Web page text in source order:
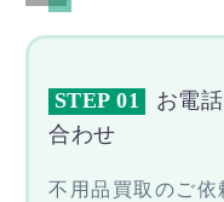
STEP 01
お電
合わせ
不用品買取のご依